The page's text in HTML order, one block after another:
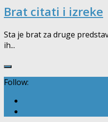
Brat citati i izreke
Sta je brat za druge
ih...
Follow: